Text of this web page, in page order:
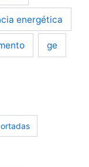
energética
ge